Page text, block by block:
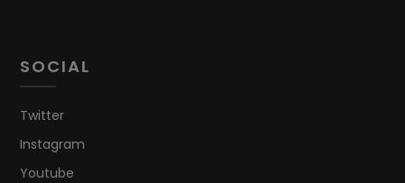
SOCIAL
Twitter
Instagram
Youtube